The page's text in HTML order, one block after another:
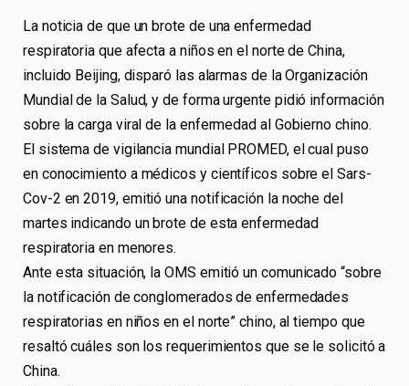
La noticia de que un brote de una enfermedad
respiratoria que afecta a niños en el norte de China,
incluido Beijing, disparó las alarmas de la Organización
Mundial de la Salud, y de forma urgente pidió información
sobre la carga viral de la enfermedad al Gobierno chino.
El sistema de vigilancia mundial PROMED, el cual puso
en conocimiento a médicos y científicos sobre el Sars-
Cov-2 en 2019, emitió una notificación la noche del
martes indicando un brote de esta enfermedad
respiratoria en menores.
Ante esta situación, la OMS emitió un comunicado “sobre
la notificación de conglomerados de enfermedades
respiratorias en niños en el norte” chino, al tiempo que
resaltó cuáles son los requerimientos que se le solicitó a
China.